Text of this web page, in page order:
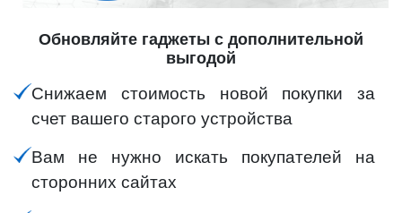
Обновляйте гаджеты с дополнительной
выгодой
Снижаем стоимость новой покупки за
счет вашего старого устройства
Вам не нужно искать покупателей на
сторонних сайтах